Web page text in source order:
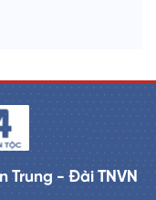
Trung - Đài TNVN